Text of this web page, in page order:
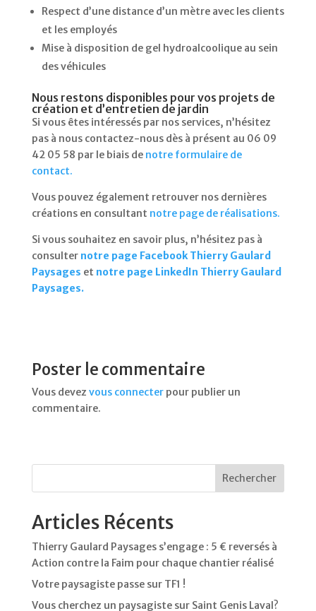
Respect d’une distance d’un mètre avec les clients
et les employés
Mise à disposition de gel hydroalcoolique au sein
des véhicules
Nous restons disponibles pour vos projets de
création et d’entretien de jardin
Si vous êtes intéressés par nos services, n’hésitez
pas à nous contactez-nous dès à présent au 06 09
42 05 58 par le biais de notre formulaire de
contact.
Vous pouvez également retrouver nos dernières
créations en consultant notre page de réalisations.
Si vous souhaitez en savoir plus, n’hésitez pas à
consulter notre page Facebook Thierry Gaulard
Paysages et notre page LinkedIn Thierry Gaulard
Paysages.
Poster le commentaire
Vous devez vous connecterpour publier un
commentaire.
Rechercher
Articles Récents
Thierry Gaulard Paysages s’engage : 5 € reversés à
Action contre la Faim pour chaque chantier réalisé
Votre paysagiste passe sur TF1 !
Vous cherchez un paysagiste sur Saint Genis Laval?